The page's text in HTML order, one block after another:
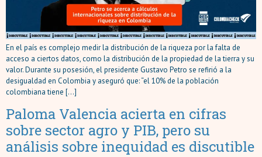
En el país es complejo medir la distribución de la riqueza por la falta de
acceso a ciertos datos, como la distribución de la propiedad de la tierra y su
valor. Durante su posesión, el presidente Gustavo Petro se refirió a la
desigualdad en Colombia y aseguró que: “el 10% de la población
colombiana tiene […]
Paloma Valencia acierta en cifras
sobre sector agro y PIB, pero su
análisis sobre inequidad es discutible